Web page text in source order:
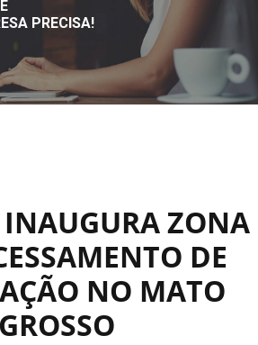
PRECISA!
ZONA
DE
NO MATO
GROSSO